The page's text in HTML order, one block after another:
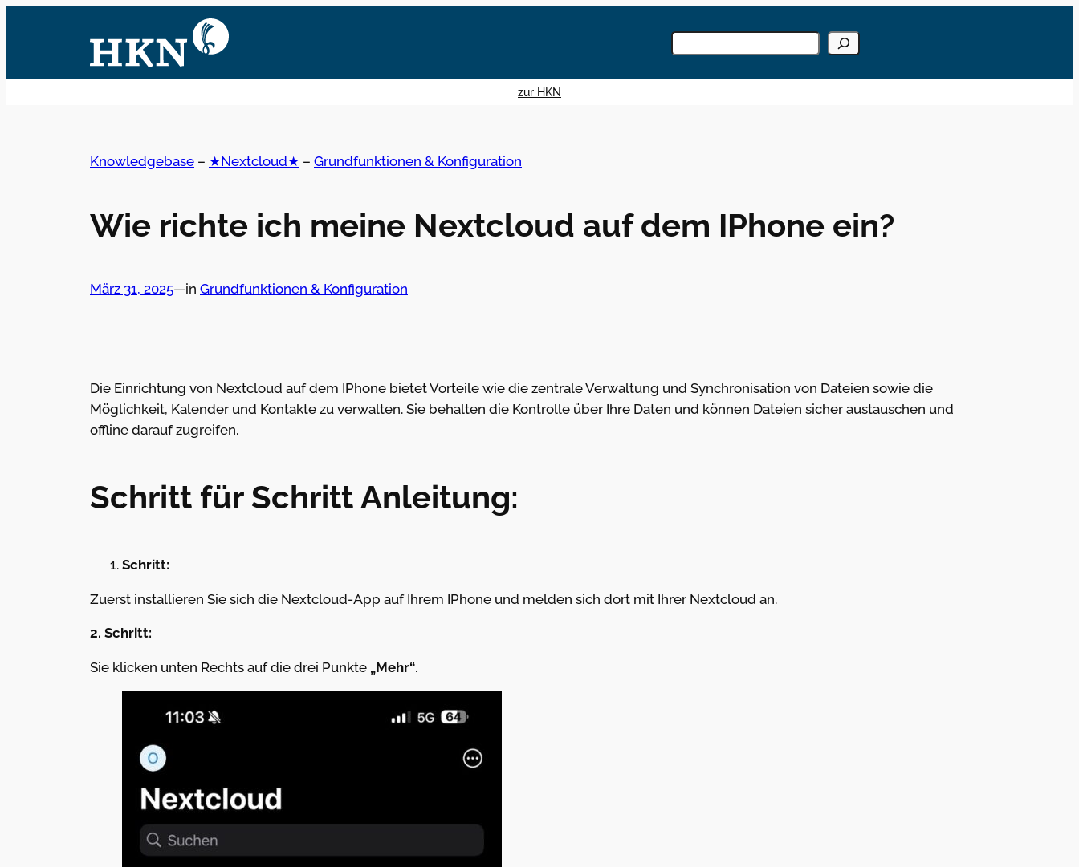
Knowledgebase
durchsuchen
zur HKN
Knowledgebase – ★Nextcloud★ – Grundfunktionen & Konfiguration
Wie richte ich meine Nextcloud auf dem IPhone ein?
März 31, 2025—in Grundfunktionen & Konfiguration
Die Einrichtung von Nextcloud auf dem IPhone bietet Vorteile wie die zentrale Verwaltung und Synchronisation von Dateien sowie die
Möglichkeit, Kalender und Kontakte zu verwalten. Sie behalten die Kontrolle über Ihre Daten und können Dateien sicher austauschen und
offline darauf zugreifen.
Schritt für Schritt Anleitung:
Schritt:
Zuerst installieren Sie sich die Nextcloud-App auf Ihrem IPhone und melden sich dort mit Ihrer Nextcloud an.
2. Schritt:
Sie klicken unten Rechts auf die drei Punkte „Mehr“.